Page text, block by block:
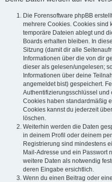
Die Forensoftware phpBB
mehrere Cookies. Cookies sind
temporäre Dateien ablegt und
Boards erhalten bleiben. In
Sitzung (damit dir alle
Informationen über die von dir
dieser als gelesen/ungelesen;
Informationen über deine
angemeldet bist) gespeichert.
Authentifizierungsschlüssel und
Cookies haben standardmäßig
Cookies kannst du jederzeit
löschen.
Weiterhin werden die Daten
in deinem Profil oder deinem
Registrierung sind mindestens
Mail-Adresse und ein Passwort
weitere Daten als notwendig
deren Eingabe ersichtlich.
Wenn du einen Beitrag oder